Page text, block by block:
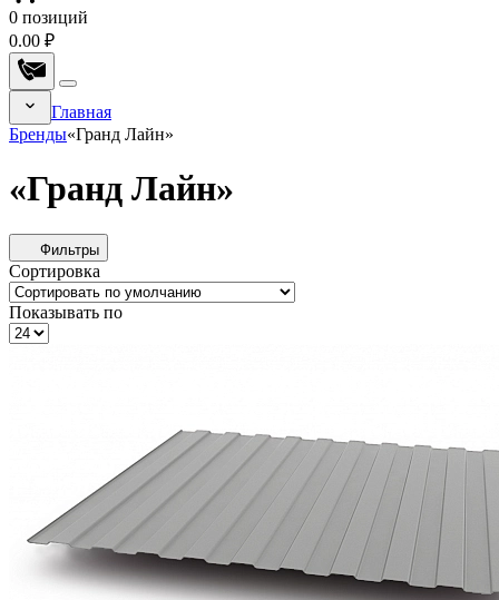
0 позиций
0.00 ₽
Главная
Бренды«Гранд Лайн»
«Гранд Лайн»
Фильтры
Сортировка
Показывать по